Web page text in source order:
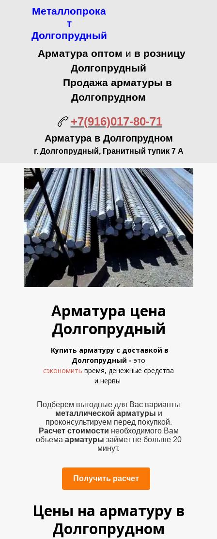
Металлопрока
т
Долгопрудный
Арматура оптом и в розницу
Долгопрудный
Продажа арматуры в
Долгопрудном
+7(916)017-80-71
Арматура в Долгопрудном
г. Долгопрудный, Гранитный тупик 7 А
Арматура цена
Долгопрудный
Купить арматуру с доставкой в
Долгопрудный - это
сэкономить время, денежные средства
и нервы
Подберем выгодные для Вас варианты
металлической арматуры и
проконсультируем перед покупкой.
Расчет стоимости необходимого Вам
объема арматуры займет не больше 20
минут.
Получить расчет
Цены на арматуру в
Долгопрудном